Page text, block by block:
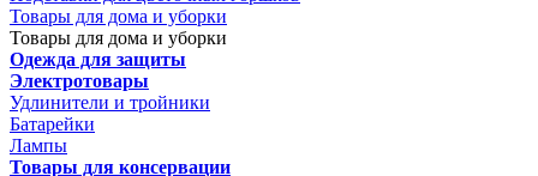
Товары для дома и уборки
Товары для дома и уборки
Одежда для защиты
Электротовары
Удлинители и тройники
Батарейки
Лампы
Товары для консервации